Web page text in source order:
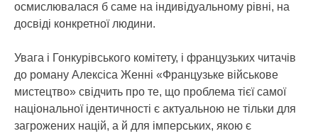
осмислювалася б саме на індивідуальному рівні, на
досвіді конкретної людини.
Увага і Гонкурівського комітету, і французьких читачів
до роману Алексіса Женні «Французьке військове
мистецтво» свідчить про те, що проблема тієї самої
національної ідентичності є актуальною не тільки для
загрожених націй, а й для імперських, якою є